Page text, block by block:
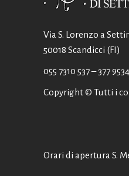
Via S. Lorenzo a
50018 Scandicci (FI)
055 7310 537– 377
Copyright © Tutti i
Orari di apertura S.